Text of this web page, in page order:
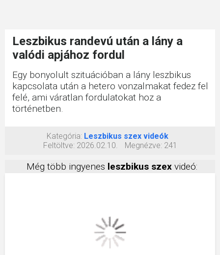
Leszbikus randevú után a lány a
valódi apjához fordul
Egy bonyolult szituációban a lány leszbikus
kapcsolata után a hetero vonzalmakat fedez fel
felé, ami váratlan fordulatokat hoz a
történetben.
Kategória: Leszbikus szex videók
Feltöltve: 2026.02.10. Megnézve: 241
Még több ingyenes leszbikus szex videó: